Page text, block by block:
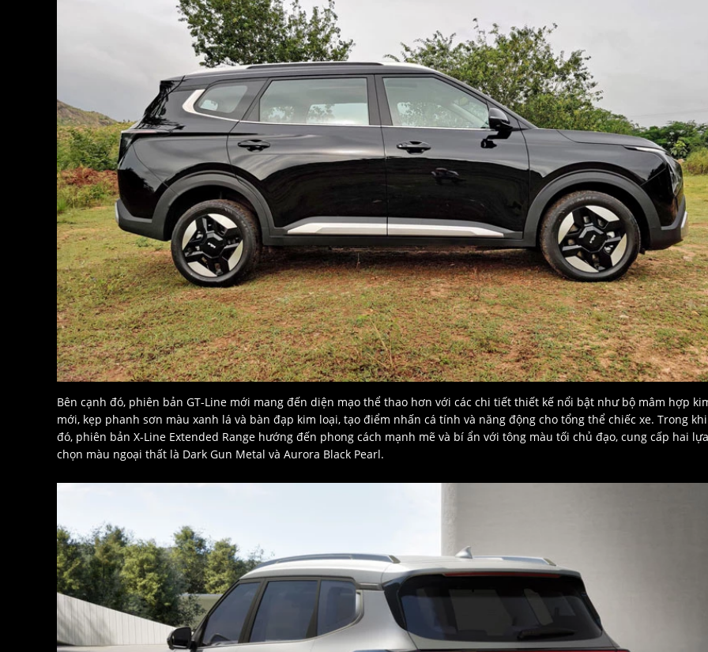
Bên cạnh đó, phiên bản GT-Line mới mang đến diện mạo thể thao hơn với các chi tiết thiết kế nổi bật như bộ mâm hợp
mới, kẹp phanh sơn màu xanh lá và bàn đạp kim loại, tạo điểm nhấn cá tính và năng động cho tổng thể chiếc xe. Trong khi
đó, phiên bản X-Line Extended Range hướng đến phong cách mạnh mẽ và bí ẩn với tông màu tối chủ đạo, cung cấp hai lựa
chọn màu ngoại thất là Dark Gun Metal và Aurora Black Pearl.